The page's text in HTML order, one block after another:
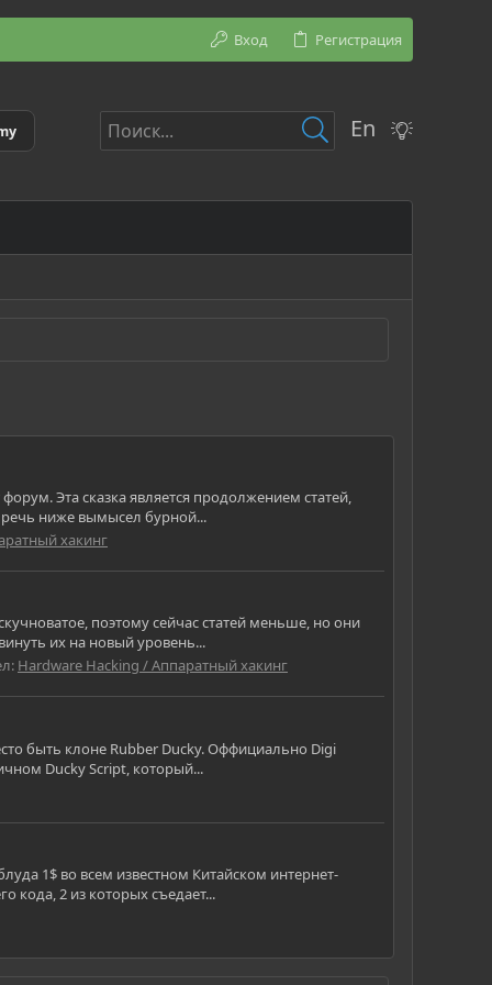
Вход Регистрация
En
Эта сказка является продолжением статей,
речь ниже вымысел бурной...
хакинг
поэтому сейчас статей меньше, но они
их на новый уровень...
Hardware Hacking / Аппаратный хакинг
быть клоне Rubber Ducky. Оффициально Digi
Ducky Script, который...
1$ во всем известном Китайском интернет-
кода, 2 из которых съедает...